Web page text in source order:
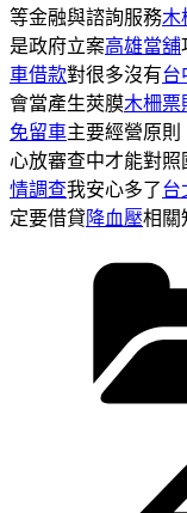
等金融與諮詢服務木
是政府立案高雄當舖
車借款對很多沒有台
會當產生莢膜木柵票
免留車主要經營原則
心放審查中才能對照
情調查我安心多了台
定要借貸 降血壓相關